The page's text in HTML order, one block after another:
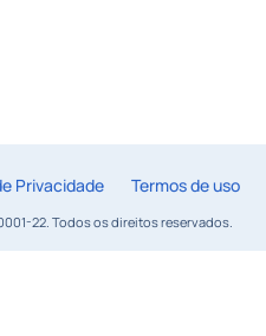
22. Todos os direitos reservados.
Privacidade Termos de uso